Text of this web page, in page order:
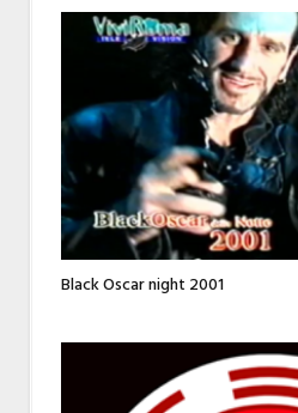
Black Oscar night 2001